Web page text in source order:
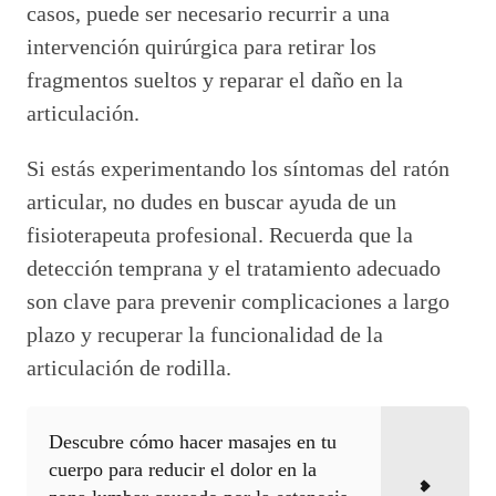
casos, puede ser necesario recurrir a una
intervención quirúrgica para retirar los
fragmentos sueltos y reparar el daño en la
articulación.
Si estás experimentando los síntomas del ratón
articular, no dudes en buscar ayuda de un
fisioterapeuta profesional. Recuerda que la
detección temprana y el tratamiento adecuado
son clave para prevenir complicaciones a largo
plazo y recuperar la funcionalidad de la
articulación de rodilla.
Descubre cómo hacer masajes en tu
cuerpo para reducir el dolor en la